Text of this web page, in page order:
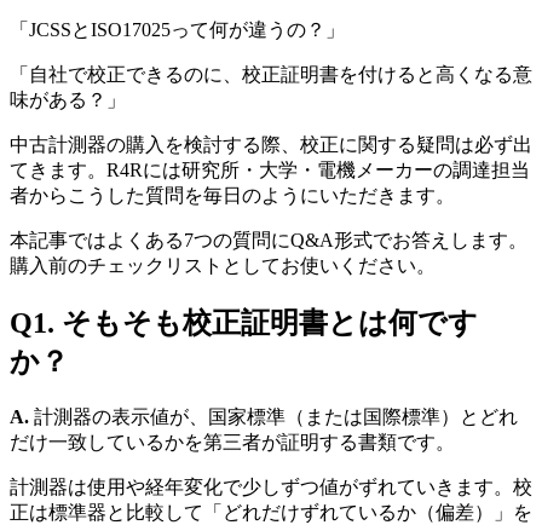
「JCSSとISO17025って何が違うの？」
「自社で校正できるのに、校正証明書を付けると高くなる意
味がある？」
中古計測器の購入を検討する際、校正に関する疑問は必ず出
てきます。R4Rには研究所・大学・電機メーカーの調達担当
者からこうした質問を毎日のようにいただきます。
本記事ではよくある7つの質問にQ&A形式でお答えします。
購入前のチェックリストとしてお使いください。
Q1. そもそも校正証明書とは何です
か？
A. 計測器の表示値が、国家標準（または国際標準）とどれ
だけ一致しているかを第三者が証明する書類です。
計測器は使用や経年変化で少しずつ値がずれていきます。校
正は標準器と比較して「どれだけずれているか（偏差）」を